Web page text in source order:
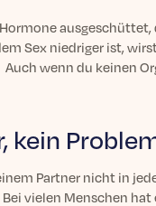
Sex niedriger ist,
Auch wenn du keinen
kein
Partner nicht in
vielen Menschen